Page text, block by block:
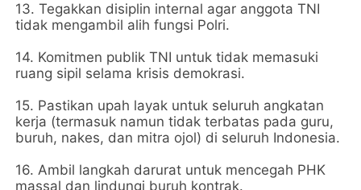
13. Tegakkan disiplin internal agar anggota TNI
tidak mengambil alih fungsi Polri.
14. Komitmen publik TNI untuk tidak memasuki
ruang sipil selama krisis demokrasi.
15. Pastikan upah layak untuk seluruh angkatan
kerja (termasuk namun tidak terbatas pada guru,
buruh, nakes, dan mitra ojol) di seluruh Indonesia.
16. Ambil langkah darurat untuk mencegah PHK
massal dan lindungi buruh kontrak.